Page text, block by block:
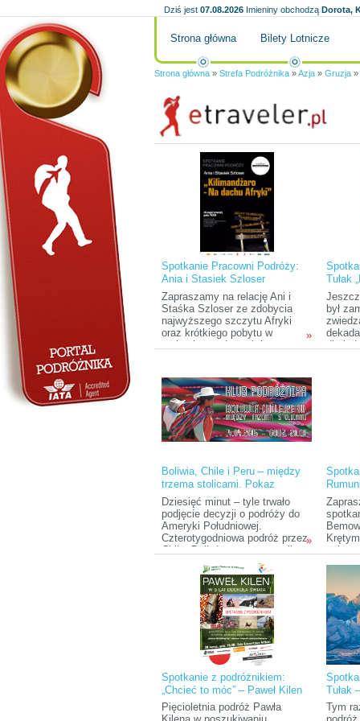
Dziś jest 07.08.2026 Imieniny obchodzą Dorota,
Strona główna Bilety Lotnicze
Strona główna » Strefa Podróżnika »Azja » Gruzja »
Spotkanie Pracowni Podróży:
Ania i Stasiek Szloser
„Kilimandżaro – na dachu
Afryki”
Zapraszamy na relację Ani i
Staśka Szloser ze zdobycia
najwyższego szczytu Afryki
oraz krótkiego pobytu w
parkach narodowych i na
»
Tułak
był
dla
Boliwia, Chile i Peru – między
trzema stolicami. Pokaz
slajdów z podróży
Dziesięć minut – tyle trwało
podjęcie decyzji o podróży do
Ameryki Południowej.
Czterotygodniowa podróż przez
Chile, Boliwię z metą w stolicy
Peru – Limie okazała się
również spontaniczna i
nieprzewidywalna, jak decyzja,
by w nią wyruszyć.
»
Spotkanie z podróżnikiem:
„Chcieć to móc” – Paweł Kilen
w pięć lat po świecie
Pięcioletnia podróż Pawła
Tułak
Tym